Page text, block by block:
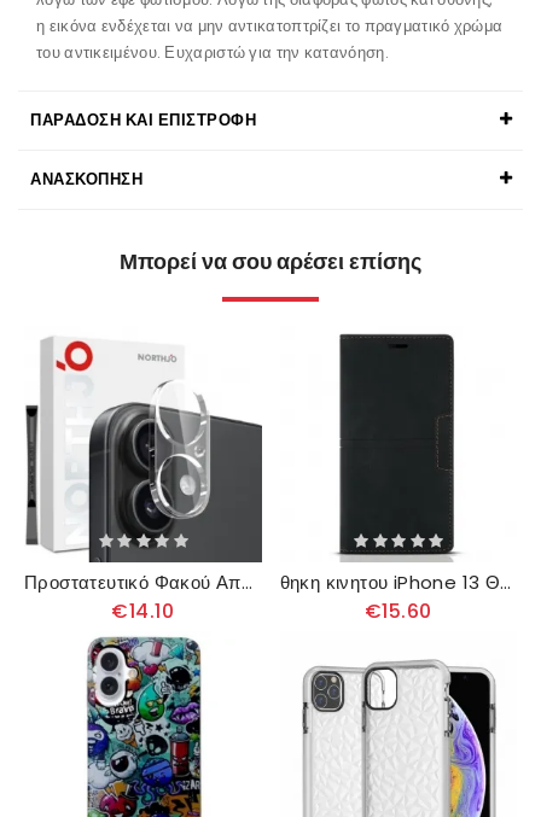
η εικόνα ενδέχεται να μην αντικατοπτρίζει το πραγματικό χρώμα
του αντικειμένου. Ευχαριστώ για την κατανόηση.
ΠΑΡΆΔΟΣΗ ΚΑΙ ΕΠΙΣΤΡΟΦΉ
ΑΝΑΣΚΌΠΗΣΗ
Μπορεί να σου αρέσει επίσης
Προστατευτικό Φακού Από Σκληρυμένο Γυαλί Για iPhone 17 (διαφανές)
€14.10
θηκη κινητου iPhone 13 Θήκη Flip Μαγνητικό Κούμπωμα Με Δερμάτινη Ραφή
€15.60